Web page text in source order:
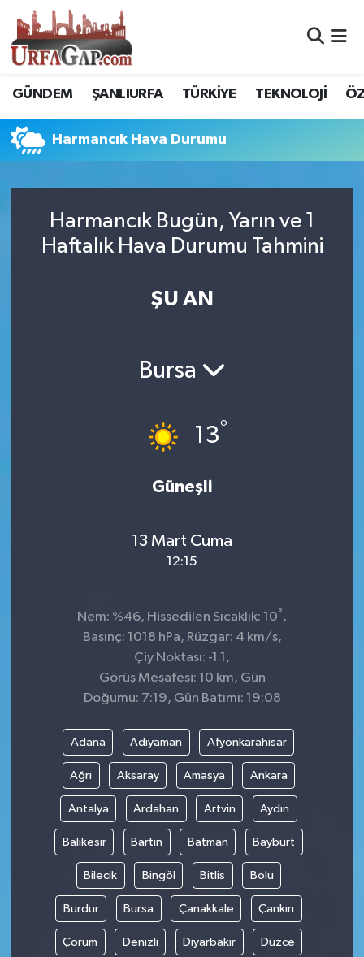
GÜNDEM ŞANLIURFA TÜRKİYE TEKNOLOJİ
Harmancık Hava Durumu
Harmancık Bugün, Yarın ve 1
Haftalık Hava Durumu Tahmini
ŞU AN
Bursa
13°
Güneşli
13 Mart Cuma
12:15
Nem: %46, Hissedilen Sıcaklık: 10° ,
Basınç: 1018 hPa, Rüzgar: 4 km/s,
Çiy Noktası: -1.1,
Görüş Mesafesi: 10 km, Gün
Doğumu: 7:19, Gün Batımı: 19:08
Adana Adıyaman Afyonkarahisar
Ağrı Aksaray Amasya Ankara
Antalya Ardahan Artvin Aydın
Balıkesir Bartın Batman Bayburt
Bilecik Bingöl Bitlis Bolu
Burdur Bursa Çanakkale Çankırı
Çorum Denizli Diyarbakır Düzce
Nöbetçi Eczaneler
Hava Durumu
Namaz Vakitleri
Trafik Durumu
Süper Lig Puan Durumu ve Fikstür
Son Dakika Haberleri